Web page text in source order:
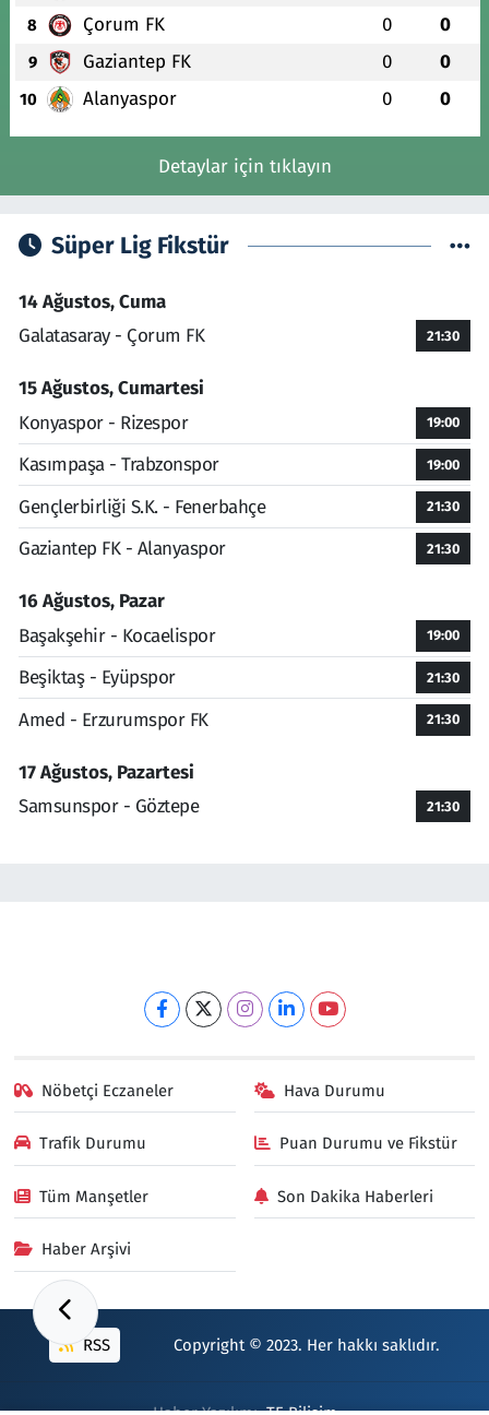
8 Çorum FK 0 0
9 Gaziantep FK 0 0
10 Alanyaspor 0 0
Detaylar için tıklayın
Süper Lig Fikstür
14 Ağustos, Cuma
Galatasaray - Çorum FK
21:30
15 Ağustos, Cumartesi
Konyaspor - Rizespor
19:00
Kasımpaşa - Trabzonspor 19:00
Gençlerbirliği S.K. - Fenerbahçe 21:30
Gaziantep FK - Alanyaspor 21:30
16 Ağustos, Pazar
Başakşehir - Kocaelispor
19:00
Beşiktaş - Eyüpspor 21:30
Amed - Erzurumspor FK 21:30
17 Ağustos, Pazartesi
Samsunspor - Göztepe
21:30
Nöbetçi Eczaneler Hava Durumu
Trafik Durumu Puan Durumu ve Fikstür
Tüm Manşetler Son Dakika Haberleri
Haber Arşivi
RSS Copyright © 2023. Her hakkı saklıdır.